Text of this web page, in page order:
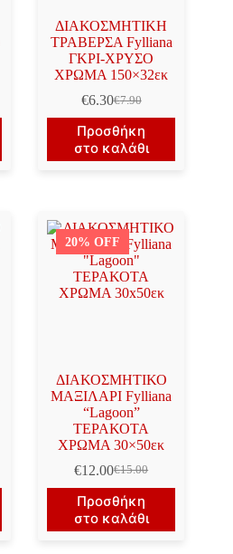
ΔΙΑΚΟΣΜΗΤΙΚΗ
ΤΡΑΒΕΡΣΑ Fylliana
ΓΚΡΙ-ΧΡΥΣΟ
ΧΡΩΜΑ 150×32εκ
€7.90
Original
price
was:
€7.90.
€6.30Η
τρέχουσα
τιμή
είναι:
Προσθήκη
στο καλάθι
20% OFF
ΔΙΑΚΟΣΜΗΤΙΚΟ
ΜΑΞΙΛΑΡΙ Fylliana
“Lagoon”
ΤΕΡΑΚΟΤΑ
ΧΡΩΜΑ 30×50εκ
€15.00
Original
price
was:
€15.00.
€12.00Η
τρέχουσα
τιμή
είναι:
Προσθήκη
στο καλάθι